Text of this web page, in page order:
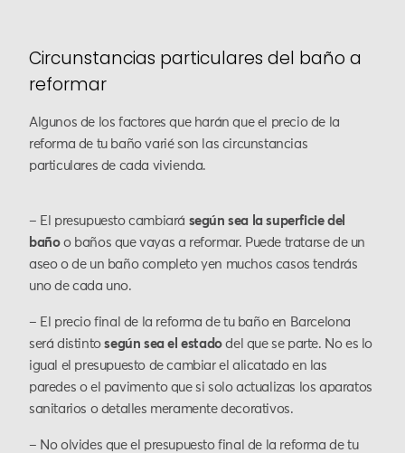
Circunstancias particulares del baño a
reformar
Algunos de los factores que harán que el precio de la
reforma de tu baño varié son las circunstancias
particulares de cada vivienda.
– El presupuesto cambiará según sea la superficie del
bañoo baños que vayas a reformar. Puede tratarse de un
aseo o de un baño completo yen muchos casos tendrás
uno de cada uno.
– El precio final de la reforma de tu baño en Barcelona
será distintosegún sea el estadodel que se parte. No es lo
igual el presupuesto de cambiar el alicatado en las
paredes o el pavimento que si solo actualizas los aparatos
sanitarios o detalles meramente decorativos.
– No olvides que el presupuesto final de la reforma de tu